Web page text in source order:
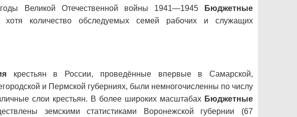
Великой Отечественной войны 1941—1945
Бюджетные
хотя количество обследуемых семей рабочих и служащих
крестьян в России, проведённые впервые в Самарской,
и Пермской губерниях, были немногочисленны по числу
слои крестьян. В более широких масштабах Бюджетные
земскими статистиками Воронежской губернии (67